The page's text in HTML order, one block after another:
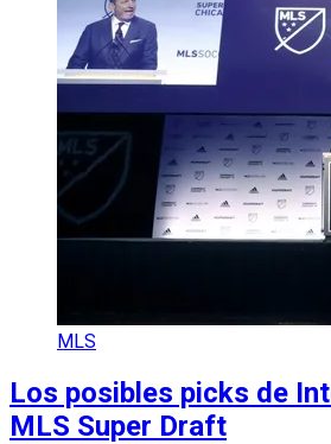
MLS
Los posibles picks de
MLS Super Draft